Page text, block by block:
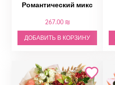
Романтический микс
267.00 ₪
ДОБАВИТЬ В КОРЗИНУ